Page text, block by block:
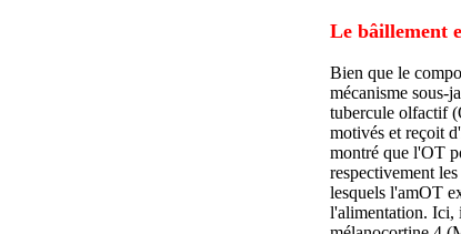
Le bâillement
Bien que le
mécanisme sous-
tubercule olfactif
motivés et reçoit
montré que l'OT
respectivement
lesquels l'amOT
l'alimentation. Ici,